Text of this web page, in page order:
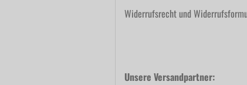
Widerrufsrecht und
Unsere Versandpartner: